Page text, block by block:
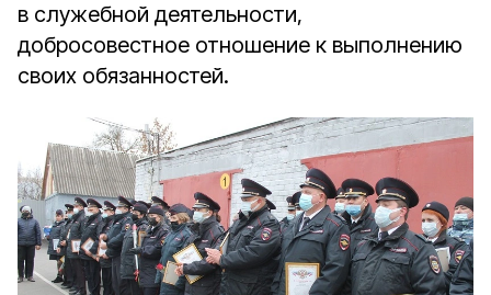
в служебной деятельности,
добросовестное отношение к выполнению
своих обязанностей.